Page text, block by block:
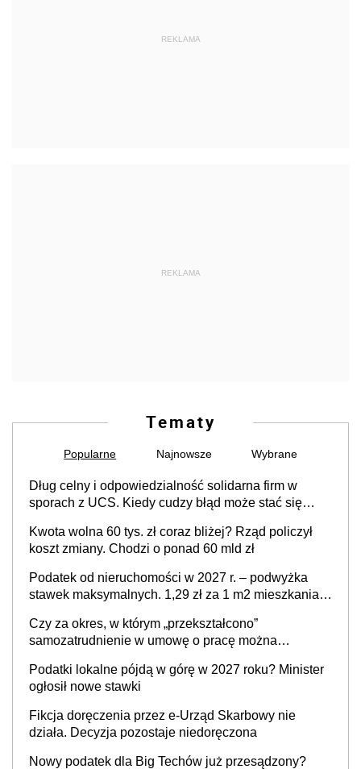
REKLAMA
REKLAMA
Tematy
Popularne Najnowsze Wybrane
Dług celny i odpowiedzialność solidarna firm w
sporach z UCS. Kiedy cudzy błąd może stać się
Kwota wolna 60 tys. zł coraz bliżej? Rząd policzył
koszt zmiany. Chodzi o ponad 60 mld zł
Podatek od nieruchomości w 2027 r. – podwyżka
stawek maksymalnych. 1,29 zł za 1 m2 mieszkania,
prowadzeniem działalności gospodarczej
Czy za okres, w którym „przekształcono”
samozatrudnienie w umowę o pracę można
cywilnoprawnej jedynym racjonalnym wyjściem
Podatki lokalne pójdą w górę w 2027 roku? Minister
ogłosił nowe stawki
Fikcja doręczenia przez e-Urząd Skarbowy nie
działa. Decyzja pozostaje niedoręczona
Nowy podatek dla Big Techów już przesądzony?